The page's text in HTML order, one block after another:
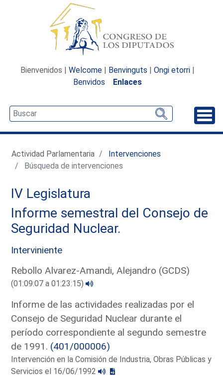
Bienvenidos | Welcome | Benvinguts | Ongi etorri |
Benvidos
Enlaces
Actividad Parlamentaria
Intervenciones
Búsqueda de intervenciones
IV Legislatura
Informe semestral del Consejo de
Seguridad Nuclear.
Interviniente
Rebollo Alvarez-Amandi, Alejandro (GCDS)
(01:09:07 a 01:23:15)
Informe de las actividades realizadas por el
Consejo de Seguridad Nuclear durante el
período correspondiente al segundo semestre
de 1991. (401/000006)
Intervención en la Comisión de Industria, Obras Públicas y
Servicios el 16/06/1992